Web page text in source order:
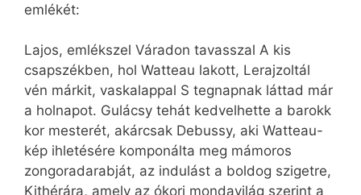
emlékét:
Lajos, emlékszel Váradon tavasszal A kis
csapszékben, hol Watteau lakott, Lerajzoltál
vén márkit, vaskalappal S tegnapnak láttad már
a holnapot. Gulácsy tehát kedvelhette a barokk
kor mesterét, akárcsak Debussy, aki Watteau-
kép ihletésére komponálta meg mámoros
zongoradarabját, az indulást a boldog szigetre,
Kithérára, amely az ókori mondavilág szerint a